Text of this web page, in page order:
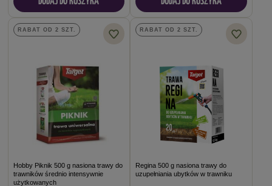
RABAT OD 2 SZT.
Hobby Piknik 500 g nasiona trawy do
trawników średnio intensywnie
użytkowanych
RABAT OD 2 SZT.
Regina 500 g nasiona trawy do
uzupełniania ubytków w trawniku